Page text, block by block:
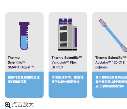
LNP：CAD+ Accucure C30(): 要进行前
C30上优化方案
LNP：CAD+ Acclaim 300 C18():不对样
mRNA的纯度：反相和IEC。工艺过程中
都可以用。VF Duo›
辅料CAD：188+CCS-surfacant plus 3um
AAV-新的酶能酶切AAV*›
点击放大